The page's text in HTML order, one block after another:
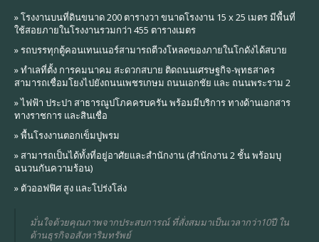
» โรงงานบนที่ดินขนาด 200 ตารางวา ขนาดโรงงาน 15 x 25 เมตร มีพื้นที่
ใช้สอยภายในโรงงานรวมกว่า 455 ตารางเมตร
» รถบรรทุกตู้คอนเทนเนอร์สามารถตีวงโหลดของภายในโกดังได้สบาย
» ทำเลที่ตั้ง การคมนาคม สะดวกสบาย ติดถนนเศรษฐกิจ-พุทธสาคร
สามารถเชื่อมโยงไปยังถนนเพชรเกษม ถนนเอกชัย และ ถนนพระราม 2
» ไฟฟ้า ประปา สาธารณูปโภคครบครัน พร้อมมีบริการ ทางด้านเอกสาร
ทางราชการ และสินเชื่อ
» พื้นโรงงานตอกเข็มปูพรม
» สามารถเป็นได้ทั้งที่อยู่อาศัยและสำนักงาน (สำนักงาน 2 ชั้น พร้อมบุ
ฉนวนกันความร้อน)
» ตัวออฟฟิศ สูง และโปร่งโล่ง
มั่นใจด้วยคุณภาพจากประสบการณ์ ที่สั่งสมมาเป็นเวลากว่า10ปี ใน
ด้านธุรกิจอสังหาริมทรัพย์